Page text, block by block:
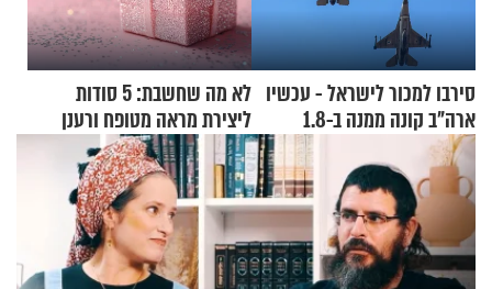
סירבו למכור לישראל - עכשיו
ארה"ב קונה ממנה ב-1.8
מיליארד דולר
לא מה שחשבת: 5 סודות
ליצירת מראה מטופח ורענן